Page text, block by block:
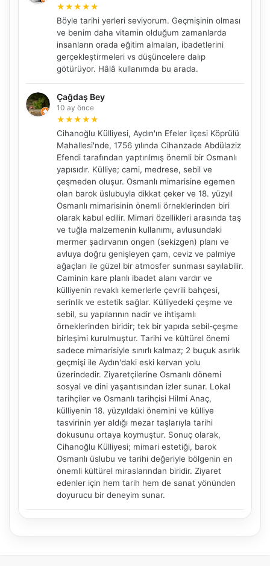
★★★★★
Böyle tarihi yerleri seviyorum. Geçmişinin olması
ve benim daha vitamin olduğum zamanlarda
insanların orada eğitim almaları, ibadetlerini
gerçekleştirmeleri vs düşüncelere dalıp
götürüyor. Hâlâ kullanımda bu arada.
Çağdaş Bey
10 ay önce
★★★★★
Cihanoğlu Külliyesi, Aydın'ın Efeler ilçesi Köprülü
Mahallesi'nde, 1756 yılında Cihanzade Abdülaziz
Efendi tarafından yaptırılmış önemli bir Osmanlı
yapısıdır. Külliye; cami, medrese, sebil ve
çeşmeden oluşur. Osmanlı mimarisine egemen
olan barok üslubuyla dikkat çeker ve 18. yüzyıl
Osmanlı mimarisinin önemli örneklerinden biri
olarak kabul edilir. Mimari özellikleri arasında taş
ve tuğla malzemenin kullanımı, avlusundaki
mermer şadırvanın ongen (sekizgen) planı ve
avluya doğru genişleyen çam, ceviz ve palmiye
ağaçları ile güzel bir atmosfer sunması sayılabilir.
Caminin kare planlı ibadet alanı vardır ve
külliyenin revaklı kemerlerle çevrili bahçesi,
serinlik ve estetik sağlar. Külliyedeki çeşme ve
sebil, su yapılarının nadir ve ihtişamlı
örneklerinden biridir; tek bir yapıda sebil-çeşme
birleşimi kurulmuştur. Tarihi ve kültürel önemi
sadece mimarisiyle sınırlı kalmaz; 2 buçuk asırlık
geçmişi ile Aydın'daki eski kervan yolu
üzerindedir. Ziyaretçilerine Osmanlı dönemi
sosyal ve dini yaşantısından izler sunar. Lokal
tarihçiler ve Osmanlı tarihçisi Hilmi Anaç,
külliyenin 18. yüzyıldaki önemini ve külliye
tasvirinin yer aldığı mezar taşlarıyla tarihi
dokusunu ortaya koymuştur. Sonuç olarak,
Cihanoğlu Külliyesi; mimari estetiği, barok
Osmanlı üslubu ve tarihi değeriyle bölgenin en
önemli kültürel miraslarından biridir. Ziyaret
edenler için hem tarih hem de sanat yönünden
doyurucu bir deneyim sunar.
NBY Akıllı Asistan
AI kullanmadan, sitedeki gerçek yerlerle akıllı rota
🧭 Rehber ⭐ Popüler ✨ İlk kez gelen
🏛️ Tarihi 🌿 Doğa 👨‍👩‍👧 Aile/Çocuk
🚶 Yürüyüş